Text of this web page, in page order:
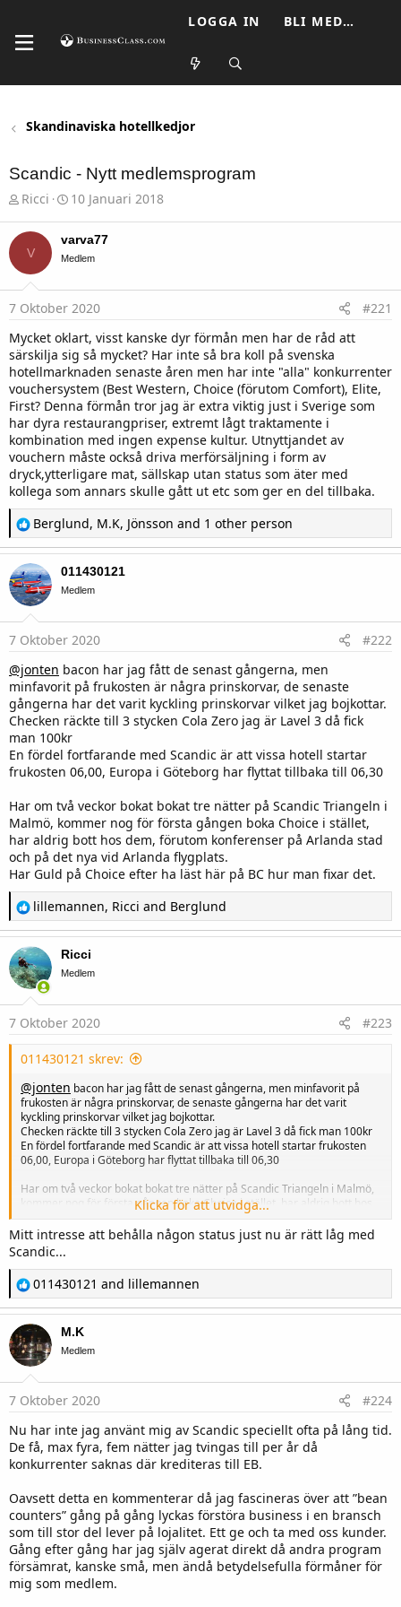
LOGGA IN BLI MEDLEM
Skandinaviska hotellkedjor
Scandic - Nytt medlemsprogram
T
r
e
a
t
e
r
Ricci
S
a
r
t
u
10 Januari 2018
V
varva77
Medlem
7 Oktober 2020
#221
Mycket oklart, visst kanske dyr förmån men har de råd att
särskilja sig så mycket? Har inte så bra koll på svenska
hotellmarknaden senaste åren men har inte "alla" konkurrenter
vouchersystem (Best Western, Choice (förutom Comfort), Elite,
First? Denna förmån tror jag är extra viktig just i Sverige som
har dyra restaurangpriser, extremt lågt traktamente i
kombination med ingen expense kultur. Utnyttjandet av
vouchern måste också driva merförsäljning i form av
dryck,ytterligare mat, sällskap utan status som äter med
kollega som annars skulle gått ut etc som ger en del tillbaka.
R
a
c
t
i
o
:
Berglund, M.K, Jönsson and 1 other person
011430121
Medlem
7 Oktober 2020
#222
@jonten bacon har jag fått de senast gångerna, men
minfavorit på frukosten är några prinskorvar, de senaste
gångerna har det varit kyckling prinskorvar vilket jag bojkottar.
Checken räckte till 3 stycken Cola Zero jag är Lavel 3 då fick
man 100kr
En fördel fortfarande med Scandic är att vissa hotell startar
frukosten 06,00, Europa i Göteborg har flyttat tillbaka till 06,30
Har om två veckor bokat bokat tre nätter på Scandic Triangeln i
Malmö, kommer nog för första gången boka Choice i stället,
har aldrig bott hos dem, förutom konferenser på Arlanda stad
och på det nya vid Arlanda flygplats.
Har Guld på Choice efter ha läst här på BC hur man fixar det.
R
a
c
t
i
o
:
lillemannen, Ricci and Berglund
Ricci
Medlem
7 Oktober 2020 #223
011430121 skrev:
@jonten bacon har jag fått de senast gångerna, men minfavorit på
frukosten är några prinskorvar, de senaste gångerna har det varit
kyckling prinskorvar vilket jag bojkottar.
Checken räckte till 3 stycken Cola Zero jag är Lavel 3 då fick man 100kr
En fördel fortfarande med Scandic är att vissa hotell startar frukosten
06,00, Europa i Göteborg har flyttat tillbaka till 06,30
Har om två veckor bokat bokat tre nätter på Scandic Triangeln i Malmö,
kommer nog för första gången boka Choice i stället, har aldrig bott hos
dem, förutom konferenser på Arlanda stad och på det nya vid Arlanda
flygplats.
Har Guld på Choice efter ha läst här på BC hur man fixar det.
Klicka för att utvidga...
Mitt intresse att behålla någon status just nu är rätt låg med
Scandic...
R
a
c
t
i
o
:
011430121 and lillemannen
M.K
Medlem
7 Oktober 2020
#224
Nu har inte jag använt mig av Scandic speciellt ofta på lång tid.
De få, max fyra, fem nätter jag tvingas till per år då
konkurrenter saknas där krediteras till EB.
Oavsett detta en kommenterar då jag fascineras över att ”bean
counters” gång på gång lyckas förstöra business i en bransch
som till stor del lever på lojalitet. Ett ge och ta med oss kunder.
Gång efter gång har jag själv agerat direkt då andra program
försämrat, kanske små, men ändå betydelsefulla förmåner för
mig som medlem.